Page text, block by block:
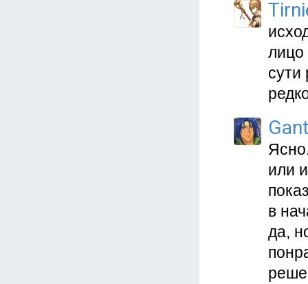
лицо
сути
или
в
да,